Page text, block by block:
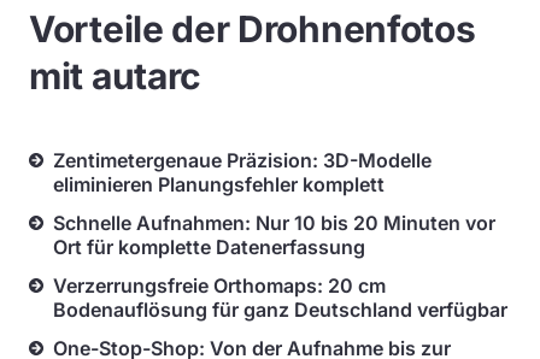
Vorteile der Drohnenfotos
mit autarc
Zentimetergenaue Präzision: 3D-Modelle
eliminieren Planungsfehler komplett
Schnelle Aufnahmen: Nur 10 bis 20 Minuten vor
Ort für komplette Datenerfassung
Verzerrungsfreie Orthomaps: 20 cm
Bodenauflösung für ganz Deutschland verfügbar
One-Stop-Shop: Von der Aufnahme bis zur